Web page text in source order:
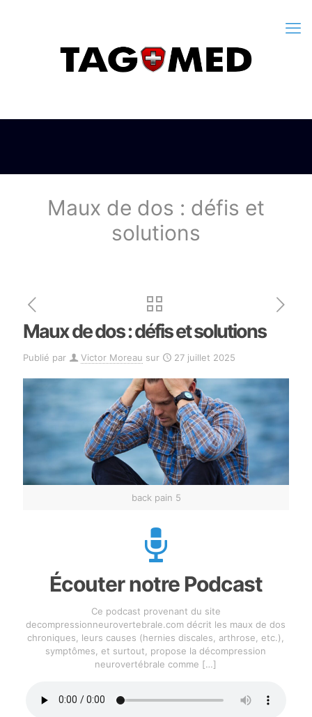
Maux de dos : défis et
solutions
Maux de dos : défis et solutions
Publié par Victor Moreau sur 27 juillet 2025
back pain 5
Écouter notre Podcast
Ce podcast provenant du site
decompressionneurovertebrale.com décrit les maux de dos
chroniques, leurs causes (hernies discales, arthrose, etc.),
symptômes, et surtout, propose la décompression
neurovertébrale comme […]